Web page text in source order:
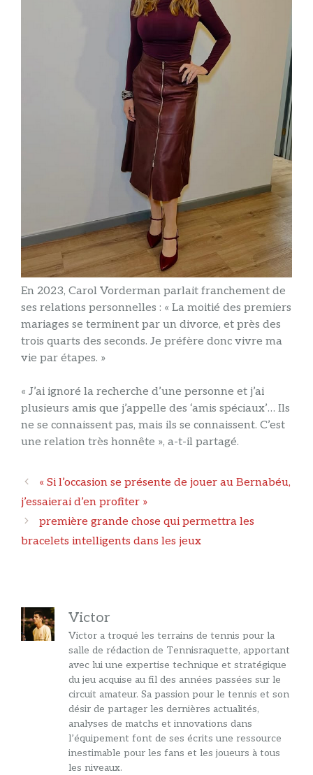
En 2023, Carol Vorderman parlait franchement de
ses relations personnelles : « La moitié des premiers
mariages se terminent par un divorce, et près des
trois quarts des seconds. Je préfère donc vivre ma
vie par étapes. »
« J’ai ignoré la recherche d’une personne et j’ai
plusieurs amis que j’appelle des ‘amis spéciaux’… Ils
ne se connaissent pas, mais ils se connaissent. C’est
une relation très honnête », a-t-il partagé.
Navigation
des
« Si l’occasion se présente de jouer au Bernabéu,
j’essaierai d’en profiter »
première grande chose qui permettra les
bracelets intelligents dans les jeux
Victor
Victor a troqué les terrains de tennis pour la
salle de rédaction de Tennisraquette, apportant
avec lui une expertise technique et stratégique
du jeu acquise au fil des années passées sur le
circuit amateur. Sa passion pour le tennis et son
désir de partager les dernières actualités,
analyses de matchs et innovations dans
l’équipement font de ses écrits une ressource
inestimable pour les fans et les joueurs à tous
les niveaux.